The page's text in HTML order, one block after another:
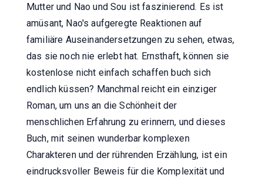
Mutter und Nao und Sou ist faszinierend. Es ist
amüsant, Nao's aufgeregte Reaktionen auf
familiäre Auseinandersetzungen zu sehen, etwas,
das sie noch nie erlebt hat. Ernsthaft, können sie
kostenlose nicht einfach schaffen buch sich
endlich küssen? Manchmal reicht ein einziger
Roman, um uns an die Schönheit der
menschlichen Erfahrung zu erinnern, und dieses
Buch, mit seinen wunderbar komplexen
Charakteren und der rührenden Erzählung, ist ein
eindrucksvoller Beweis für die Komplexität und